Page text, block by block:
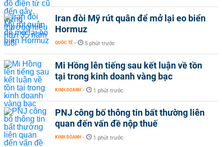
Iran đòi Mỹ rút quân để mở lại eo biển
Hormuz
QUỐC TẾ - 5 phút trước
Mi Hồng lên tiếng sau kết luận về tồn
tại trong kinh doanh vàng bạc
KINH DOANH - 1 phút trước
PNJ công bố thông tin bất thường liên
quan đến vấn đề nộp thuế
KINH DOANH - 1 phút trước